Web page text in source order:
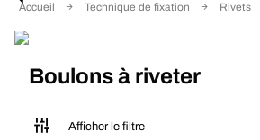
Accueil Technique de fixation Rivets
Boulons à riveter
Afficher le filtre